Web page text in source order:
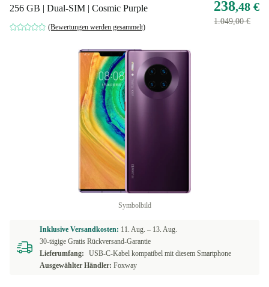
256 GB | Dual-SIM | Cosmic Purple
(Bewertungen werden gesammelt)
238,48 €
1.049,00 €
Symbolbild
Inklusive Versandkosten: 11. Aug. – 13. Aug.
30-tägige Gratis Rückversand-Garantie
Lieferumfang:
USB-C-Kabel kompatibel mit diesem Smartphone
Ausgewählter Händler: Foxway